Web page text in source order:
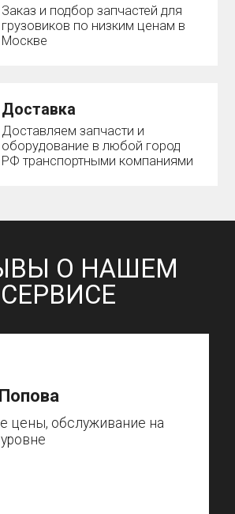
Заказ и подбор запчастей для
грузовиков по низким ценам в
Москве
Доставка
Доставляем запчасти и
оборудование в любой город
РФ транспортными компаниями
О НАШЕМ
СЕРВИСЕ
цены, обслуживание на